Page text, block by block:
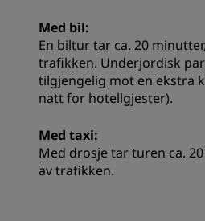
Med bil:
En biltur tar ca. 20
trafikken. Underjordisk
tilgjengelig mot en ekstra
natt for hotellgjester).
Med taxi:
Med drosje tar turen ca.
av trafikken.